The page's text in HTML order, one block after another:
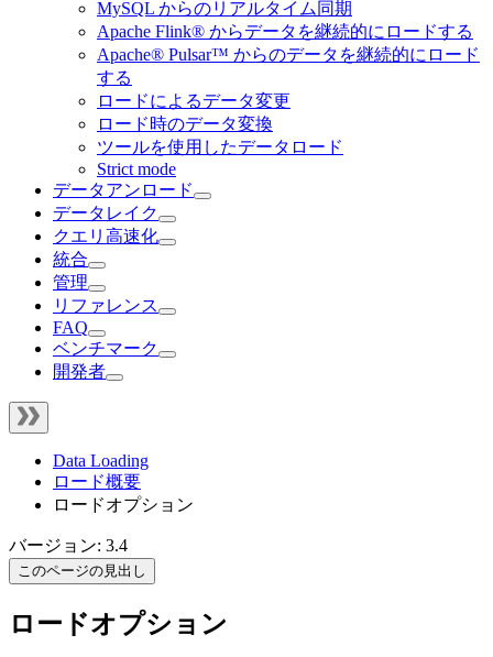
MySQL からのリアルタイム同期
Apache Flink® からデータを継続的にロードする
Apache® Pulsar™ からのデータを継続的にロード
する
ロードによるデータ変更
ロード時のデータ変換
ツールを使用したデータロード
Strict mode
データアンロード
データレイク
クエリ高速化
統合
管理
リファレンス
FAQ
ベンチマーク
開発者
Data Loading
ロード概要
ロードオプション
バージョン: 3.4
このページの見出し
ロードオプション